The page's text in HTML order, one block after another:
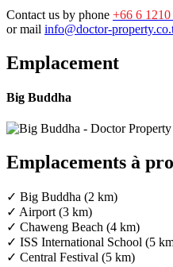
Contact us by phone +66 6
or mail info@doctor-
Emplacement
Big Buddha
Emplacements à
✓ Big Buddha (2 km)
✓ Airport (3 km)
✓ Chaweng Beach (4 km)
✓ ISS International School (5
✓ Central Festival (5 km)